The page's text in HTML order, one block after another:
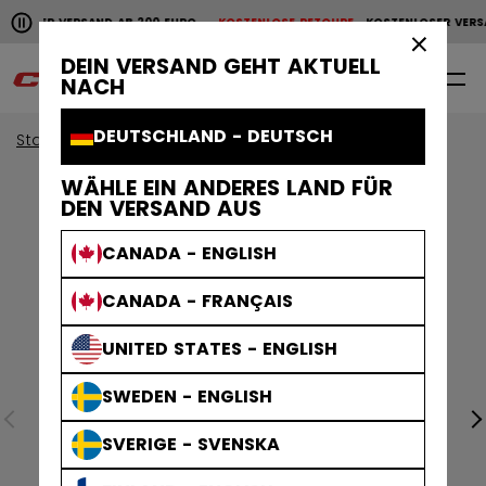
DEIN VERSAND GEHT AKTUELL
NACH
DEUTSCHLAND - DEUTSCH
WÄHLE EIN ANDERES LAND FÜR
DEN VERSAND AUS
CANADA - ENGLISH
CANADA - FRANÇAIS
UNITED STATES - ENGLISH
SWEDEN - ENGLISH
SVERIGE - SVENSKA
Horizontale Bildlaufanimation anhalten.
VERSAND AB 200 EUROKOSTENLOSE RETOURE KOSTENLOSER
KOSTENLOSER VERSAND AB 200 EURO KOSTENLOSE
0
Start Bekleidung Sammlungen